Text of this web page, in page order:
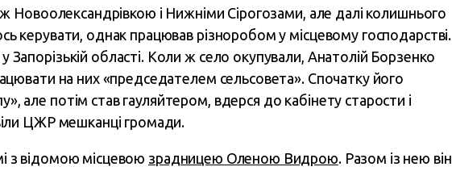
Новоолександрівкою і Нижніми Сірогозами, але далі колишнього
керувати, однак працював різноробом у місцевому господарстві.
області. Коли ж село окупували, Анатолій Борзенко
на них «председателем сельсовета». Спочатку його
але потім став гауляйтером, вдерся до кабінету старости і
ЦЖР мешканці громади.
з відомою місцевою зрадницею Оленою Видрою. Разом із нею він